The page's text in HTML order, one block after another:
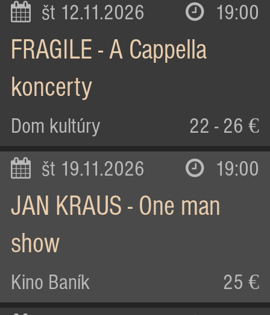
št 12.11.2026 19:00
FRAGILE - A Cappella
koncerty
Dom kultúry 22 - 26 €
št 19.11.2026 19:00
JAN KRAUS - One man
show
Kino Baník 25 €